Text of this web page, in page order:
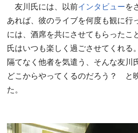
友川氏には、以前インタビューを
あれば、彼のライブを何度も観に行
には、酒席を共にさせてもらったこ
氏はいつも楽しく過ごさせてくれる
隔てなく他者を気遣う、そんな友川
どこからやってくるのだろう？ と
た。